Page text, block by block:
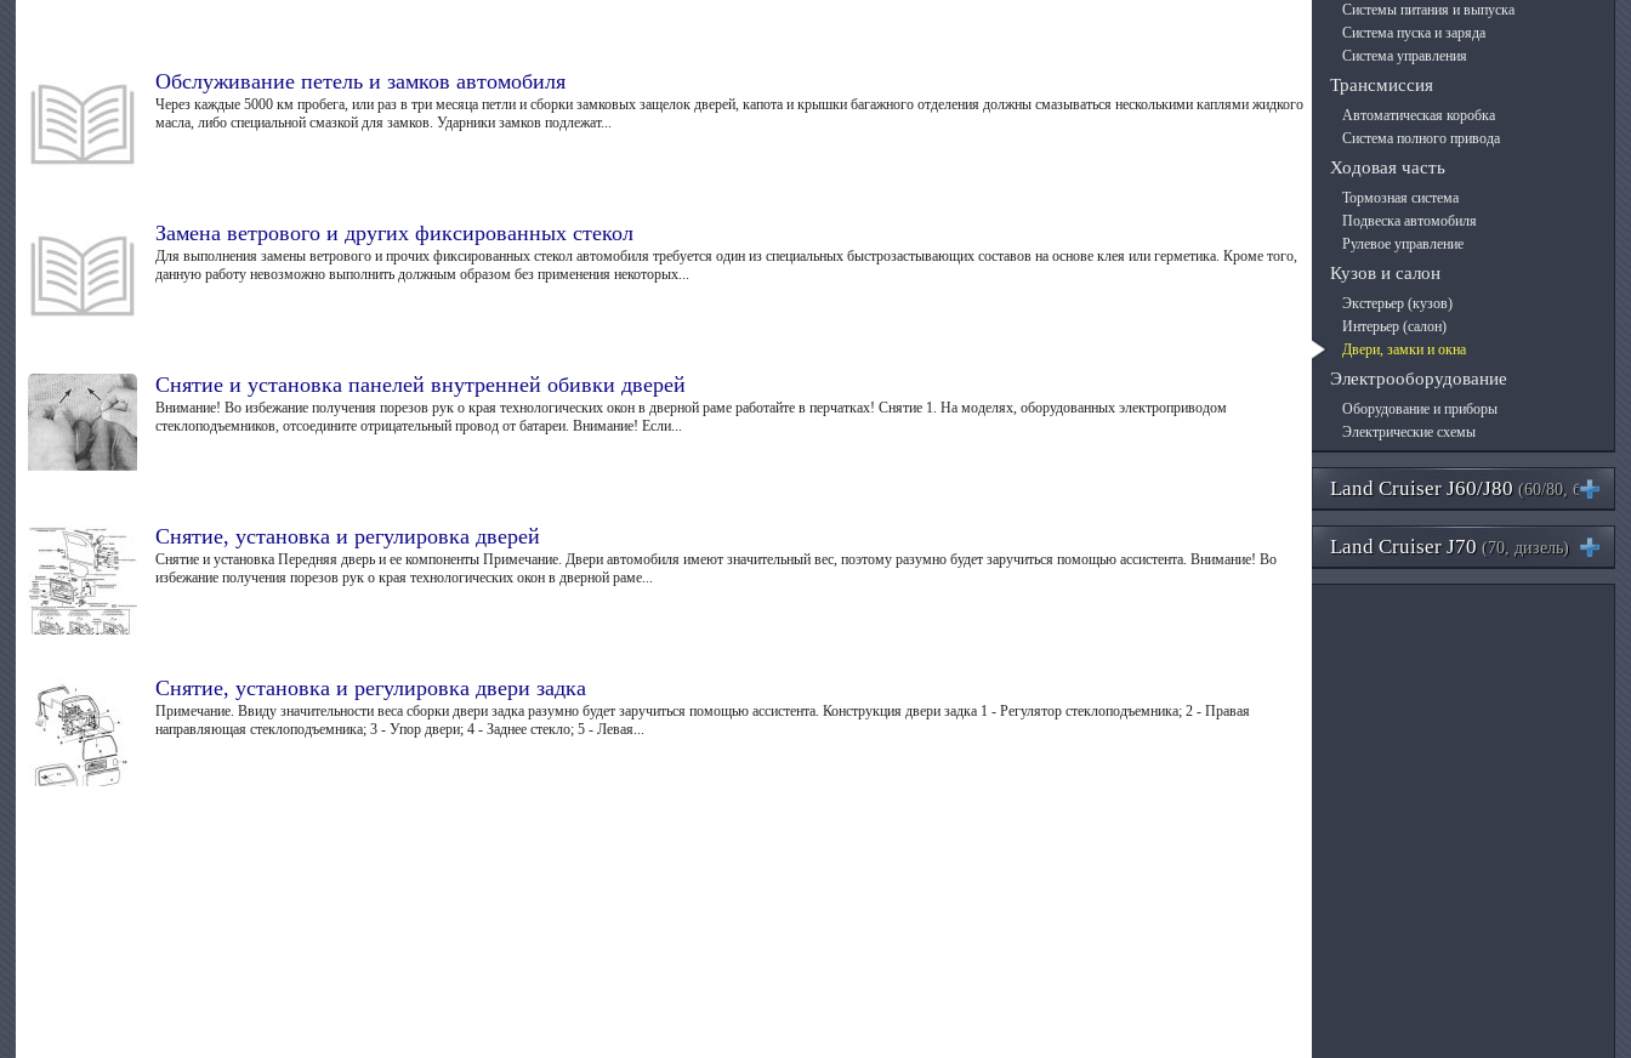
Обслуживание петель и замков автомобиля
Через каждые 5000 км пробега, или раз в три месяца петли и сборки замковых защелок дверей, капота и крышки багажного отделения должны смазываться несколькими каплями жидкого
масла, либо специальной смазкой для замков. Ударники замков подлежат...
Замена ветрового и других фиксированных стекол
Для выполнения замены ветрового и прочих фиксированных стекол автомобиля требуется один из специальных быстрозастывающих составов на основе клея или герметика. Кроме того,
данную работу невозможно выполнить должным образом без применения некоторых...
Снятие и установка панелей внутренней обивки дверей
Внимание! Во избежание получения порезов рук о края технологических окон в дверной раме работайте в перчатках! Снятие 1. На моделях, оборудованных электроприводом
стеклоподъемников, отсоедините отрицательный провод от батареи. Внимание! Если...
Снятие, установка и регулировка дверей
Снятие и установка Передняя дверь и ее компоненты Примечание. Двери автомобиля имеют значительный вес, поэтому разумно будет заручиться помощью ассистента. Внимание! Во
избежание получения порезов рук о края технологических окон в дверной раме...
Снятие, установка и регулировка двери задка
Примечание. Ввиду значительности веса сборки двери задка разумно будет заручиться помощью ассистента. Конструкция двери задка 1 - Регулятор стеклоподъемника; 2 - Правая
направляющая стеклоподъемника; 3 - Упор двери; 4 - Заднее стекло; 5 - Левая...
Системы питания и выпуска
Система пуска и заряда
Система управления
Трансмиссия
Автоматическая коробка
Система полного привода
Ходовая часть
Тормозная система
Подвеска автомобиля
Рулевое управление
Кузов и салон
Экстерьер (кузов)
Интерьер (салон)
Двери, замки и окна
Электрооборудование
Оборудование и приборы
Электрические схемы
Land Cruiser J60/J80 (60/80, бензин)
Land Cruiser J70 (70, дизель)